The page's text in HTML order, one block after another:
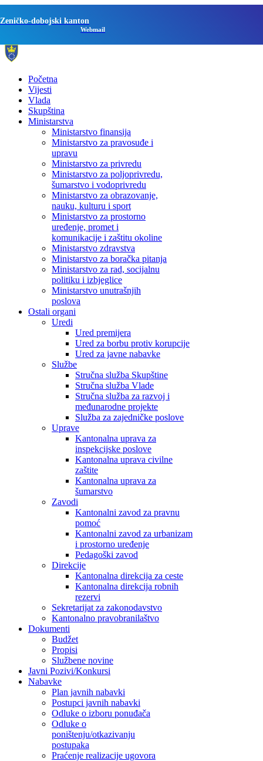
Zeničko-dobojski kanton
Webmail
Početna
Vijesti
Vlada
Skupština
Ministarstva
Ministarstvo finansija
Ministarstvo za pravosuđe i
upravu
Ministarstvo za privredu
Ministarstvo za poljoprivredu,
šumarstvo i vodoprivredu
Ministarstvo za obrazovanje,
nauku, kulturu i sport
Ministarstvo za prostorno
uređenje, promet i
komunikacije i zaštitu okoline
Ministarstvo zdravstva
Ministarstvo za boračka pitanja
Ministarstvo za rad, socijalnu
politiku i izbjeglice
Ministarstvo unutrašnjih
poslova
Ostali organi
Uredi
Ured premijera
Ured za borbu protiv korupcije
Ured za javne nabavke
Službe
Stručna služba Skupštine
Stručna služba Vlade
Stručna služba za razvoj i
međunarodne projekte
Služba za zajedničke poslove
Uprave
Kantonalna uprava za
inspekcijske poslove
Kantonalna uprava civilne
zaštite
Kantonalna uprava za
šumarstvo
Zavodi
Kantonalni zavod za pravnu
pomoć
Kantonalni zavod za urbanizam
i prostorno uređenje
Pedagoški zavod
Direkcije
Kantonalna direkcija za ceste
Kantonalna direkcija robnih
rezervi
Sekretarijat za zakonodavstvo
Kantonalno pravobranilaštvo
Dokumenti
Budžet
Propisi
Službene novine
Javni Pozivi/Konkursi
Nabavke
Plan javnih nabavki
Postupci javnih nabavki
Odluke o izboru ponuđača
Odluke o
poništenju/otkazivanju
postupaka
Praćenje realizacije ugovora